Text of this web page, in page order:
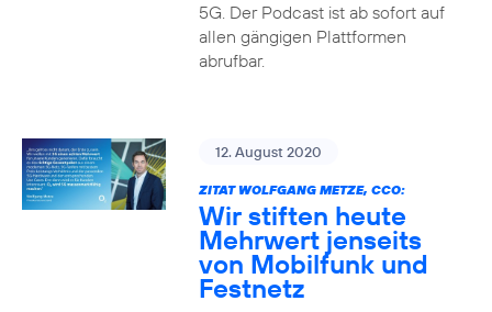
5G. Der Podcast ist ab sofort auf
allen gängigen Plattformen
abrufbar.
12. August 2020
ZITAT WOLFGANG METZE, CCO:
Wir stiften heute
Mehrwert jenseits
von Mobilfunk und
Festnetz